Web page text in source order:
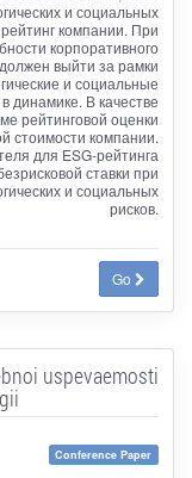
и социальных
компании. При
корпоративного
выйти за рамки
и социальные
динамике. В качестве
рейтинговой оценки
стоимости компании.
для ESG-рейтинга
ставки при
и социальных
рисков.
Go
uspevaemosti
Conference Paper